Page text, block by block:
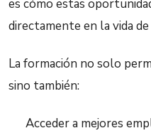
es cómo estas
directamente en la vida
La formación no solo
sino también:
Acceder a mejores